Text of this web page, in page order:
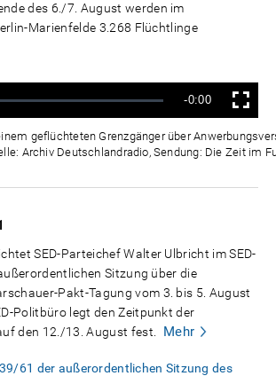
des 6./7. August werden im
Marienfelde 3.268 Flüchtlinge
:
:
Verbleibende
Zeit
-0:00 Vollbild
geflüchteten Grenzgänger über
Archiv Deutschlandradio, Sendung: Die Zeit im
SED-Parteichef Walter Ulbricht im SED-
Sitzung über die
Pakt-Tagung vom 3. bis 5. August
Politbüro legt den Zeitpunkt der
den 12./13. August fest.
Mehr
61 der außerordentlichen Sitzung des